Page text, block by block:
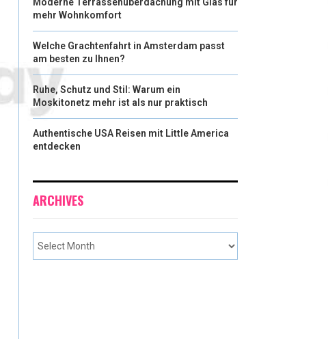
mehr Wohnkomfort
Welche Grachtenfahrt in Amsterdam passt
am besten zu Ihnen?
Ruhe, Schutz und Stil: Warum ein
Moskitonetz mehr ist als nur praktisch
Authentische USA Reisen mit Little America
entdecken
ARCHIVES